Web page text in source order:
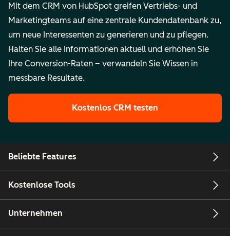
Mit dem CRM von HubSpot greifen Vertriebs- und
Marketingteams auf eine zentrale Kundendatenbank zu,
um neue Interessenten zu generieren und zu pflegen.
Halten Sie alle Informationen aktuell und erhöhen Sie
Ihre Conversion-Raten – verwandeln Sie Wissen in
messbare Resultate.
Kostenlos CRM testen
Beliebte Features
Kostenlose Tools
Unternehmen